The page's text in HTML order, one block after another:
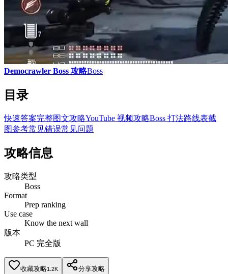
Democrawler Boss 攻略Boss
目录
快速答案完整图文攻略YouTube 视频攻略Boss 打法路线表截
图参考常见错误常见问题
攻略信息
攻略类型
Boss
Format
Prep ranking
Use case
Know the next wall
版本
PC 完全版
收藏攻略1.2K 分享攻略